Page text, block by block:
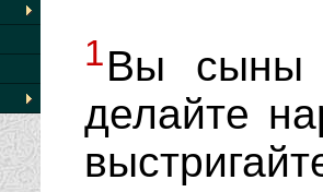
1Вы сыны
делайте